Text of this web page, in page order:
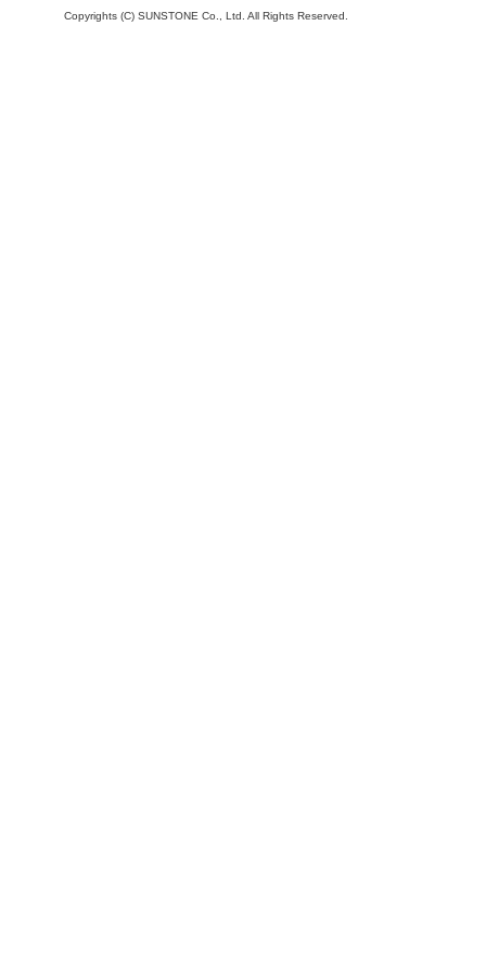
Copyrights (C) SUNSTONE Co., Ltd. All Rights Reserved.